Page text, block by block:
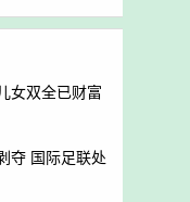
女双全已财富
夺 国际足联处